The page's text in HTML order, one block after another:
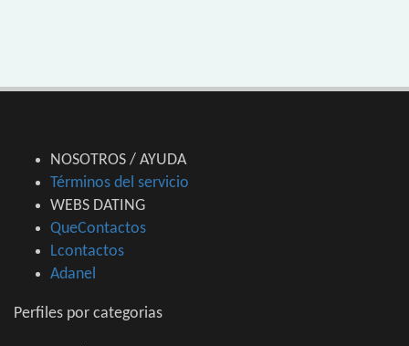
NOSOTROS / AYUDA
Términos del servicio
WEBS DATING
QueContactos
Lcontactos
Adanel
Perfiles por categorias